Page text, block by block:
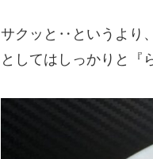
サクッと‥というより
としてはしっかりと『